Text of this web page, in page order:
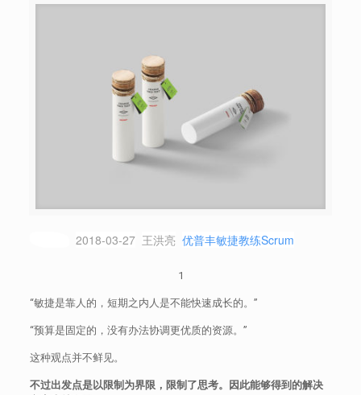
2018-03-27 王洪亮 优普丰敏捷教练Scrum
1
“敏捷是靠人的，短期之内人是不能快速成长的。”
“预算是固定的，没有办法协调更优质的资源。”
这种观点并不鲜见。
不过出发点是以限制为界限，限制了思考。因此能够得到的解决